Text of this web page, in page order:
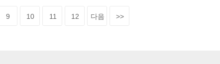
9 10 11 12 다음 >>